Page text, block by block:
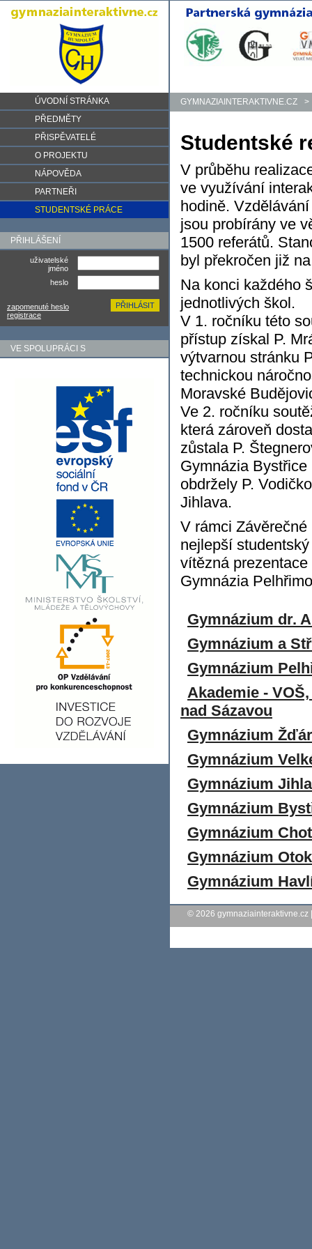
ÚVODNÍ STRÁNKA
PŘEDMĚTY
PŘISPĚVATELÉ
O PROJEKTU
NÁPOVĚDA
PARTNEŘI
STUDENTSKÉ PRÁCE
PŘIHLÁŠENÍ
uživatelské
jméno
heslo
zapomenuté heslo
registrace
VE SPOLUPRÁCI S
GYMNAZIAINTERAKTIVNE.CZ >
Studentské
V průběhu
ve využívání
hodině.
jsou probírány ve
1500 referátů.
byl překročen již
Na konci každého
jednotlivých škol.
V 1. ročníku této
přístup získal P.
výtvarnou stránku
technickou
Moravské
Ve 2. ročníku
která zároveň
zůstala P.
Gymnázia
obdržely P.
Jihlava.
V rámci
nejlepší
vítězná
Gymnázia
Gymnázium dr.
Gymnázium a
Gymnázium
Akademie -
nad Sázavou
Gymnázium
Gymnázium
Gymnázium
Gymnázium
Gymnázium
Gymnázium
Gymnázium
© 2026 gymnaziainteraktivne.cz